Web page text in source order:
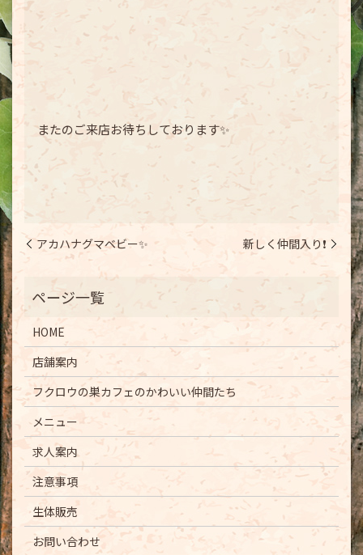
またのご来店お待ちしております✨
アカハナグマベビー✨ 新しく仲間入り❗️
HOME
店舗案内
フクロウの巣カフェのかわいい仲間たち
メニュー
求人案内
注意事項
生体販売
お問い合わせ